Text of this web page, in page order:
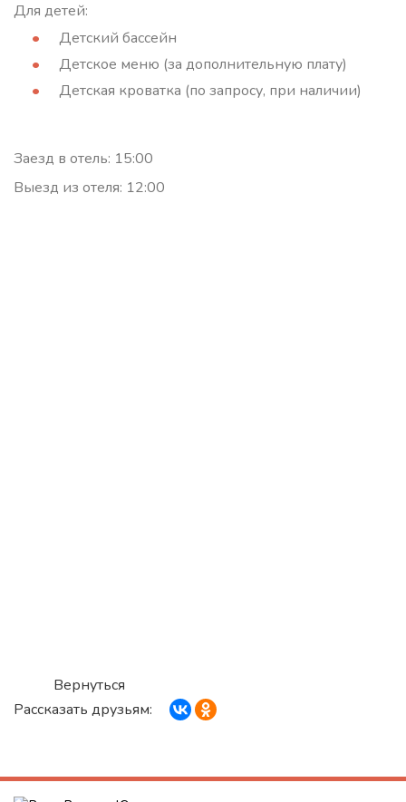
Для детей:
Детский бассейн
Детское меню (за дополнительную плату)
Детская кроватка (по запросу, при наличии)
Заезд в отель: 15:00
Выезд из отеля: 12:00
Вернуться
Рассказать друзьям: